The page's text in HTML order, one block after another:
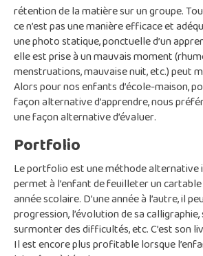
rétention de la matière sur un groupe.
ce n’est pas une manière efficace et
une photo statique, ponctuelle d’un
elle est prise à un mauvais moment
menstruations, mauvaise nuit, etc.) peut
Alors pour nos enfants d’école-maison,
façon alternative d’apprendre, nous
une façon alternative d’évaluer.
Portfolio
Le portfolio est une méthode alternative
permet à l’enfant de feuilleter un
année scolaire. D’une année à l’autre, il
progression, l’évolution de sa calligraphie,
surmonter des difficultés, etc. C’est son
Il est encore plus profitable lorsque